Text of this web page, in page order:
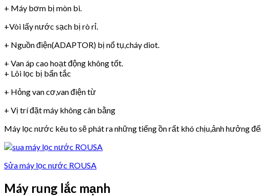
+ Máy bơm bị mòn bi.
+Vòi lấy nước sạch bị rò rỉ.
+ Nguồn điện(ADAPTOR) bị nổ tụ,cháy diot.
+ Van áp cao hoạt động không tốt.
+ Lõi lọc bị bẩn tắc
+ Hỏng van cơ,van điện từ
+ Vị trí đặt máy không cân bằng
Máy lọc nước kêu to sẽ phát ra những tiếng ồn rất khó chịu,ảnh hưởng
Sửa máy lọc nước ROUSA
Máy rung lắc mạnh